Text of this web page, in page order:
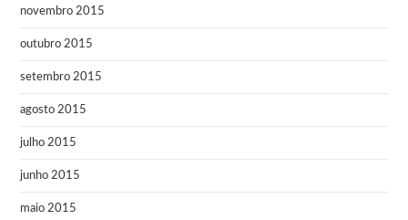
novembro 2015
outubro 2015
setembro 2015
agosto 2015
julho 2015
junho 2015
maio 2015